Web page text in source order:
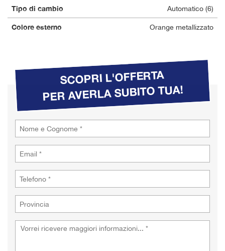
Tipo di cambio Automatico (6)
Colore esterno Orange metallizzato
SCOPRI L'OFFERTA
PER AVERLA SUBITO TUA!